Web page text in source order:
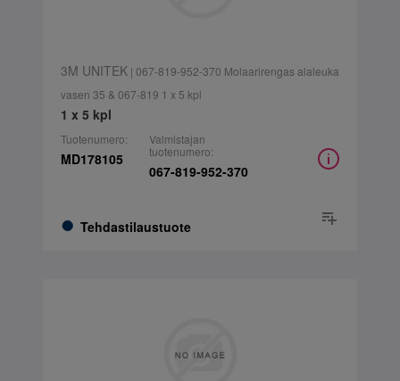
3M UNITEK| 067-819-952-370 Molaarirengas alaleuka
vasen 35 & 067-819 1 x 5 kpl
1 x 5 kpl
Tuotenumero:
MD178105
Tehdastilaustuote
Valmistajan
tuotenumero:
067-819-952-370